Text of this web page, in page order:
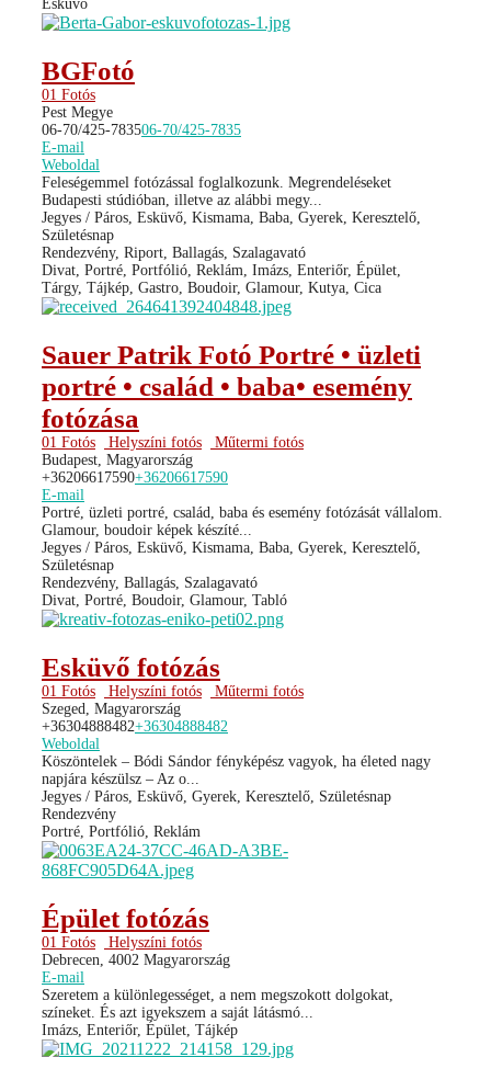
Esküvő
BGFotó
01 Fotós
Pest Megye
06-70/425-783506-70/425-7835
E-mail
Weboldal
Feleségemmel fotózással foglalkozunk. Megrendeléseket
Budapesti stúdióban, illetve az alábbi megy...
Jegyes / Páros, Esküvő, Kismama, Baba, Gyerek, Keresztelő,
Születésnap
Rendezvény, Riport, Ballagás, Szalagavató
Divat, Portré, Portfólió, Reklám, Imázs, Enteriőr, Épület,
Tárgy, Tájkép, Gastro, Boudoir, Glamour, Kutya, Cica
Sauer Patrik Fotó Portré • üzleti
portré • család • baba• esemény
fotózása
01 Fotós Helyszíni fotós
Műtermi fotós
Budapest, Magyarország
+36206617590+36206617590
E-mail
Portré, üzleti portré, család, baba és esemény fotózását vállalom.
Glamour, boudoir képek készíté...
Jegyes / Páros, Esküvő, Kismama, Baba, Gyerek, Keresztelő,
Születésnap
Rendezvény, Ballagás, Szalagavató
Divat, Portré, Boudoir, Glamour, Tabló
Esküvő fotózás
01 Fotós Helyszíni fotós
Műtermi fotós
Szeged, Magyarország
+36304888482+36304888482
Weboldal
Köszöntelek – Bódi Sándor fényképész vagyok, ha életed nagy
napjára készülsz – Az o...
Jegyes / Páros, Esküvő, Gyerek, Keresztelő, Születésnap
Rendezvény
Portré, Portfólió, Reklám
Épület fotózás
01 Fotós
Helyszíni fotós
Debrecen, 4002 Magyarország
E-mail
Szeretem a különlegességet, a nem megszokott dolgokat,
színeket. És azt igyekszem a saját látásmó...
Imázs, Enteriőr, Épület, Tájkép